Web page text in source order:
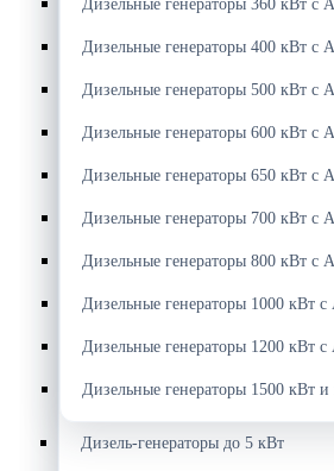
Дизельные генераторы 360 кВт с
Дизельные генераторы 400 кВт с
Дизельные генераторы 500 кВт с
Дизельные генераторы 600 кВт с
Дизельные генераторы 650 кВт с
Дизельные генераторы 700 кВт с
Дизельные генераторы 800 кВт с
Дизельные генераторы 1000 кВт
Дизельные генераторы 1200 кВт
Дизельные генераторы 1500 кВт
Дизель-генераторы до 5 кВт